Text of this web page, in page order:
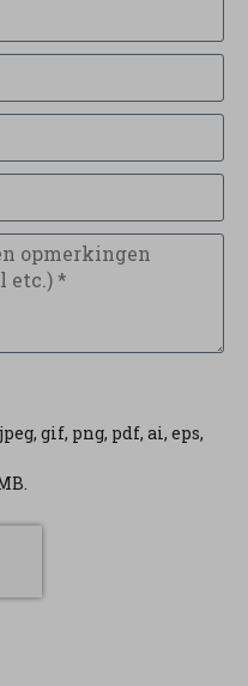
gif, png, pdf, ai, eps,